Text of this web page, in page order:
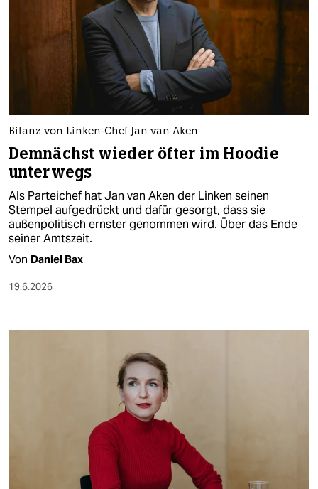
Bilanz von Linken-Chef Jan van Aken
Demnächst wieder öfter im Hoodie
unterwegs
Als Parteichef hat Jan van Aken der Linken seinen
Stempel aufgedrückt und dafür gesorgt, dass sie
außenpolitisch ernster genommen wird. Über das Ende
seiner Amtszeit.
Von Daniel Bax
19.6.2026